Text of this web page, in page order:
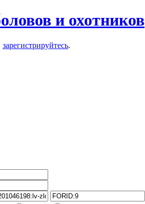
и охотников
зарегистрируйтесь.